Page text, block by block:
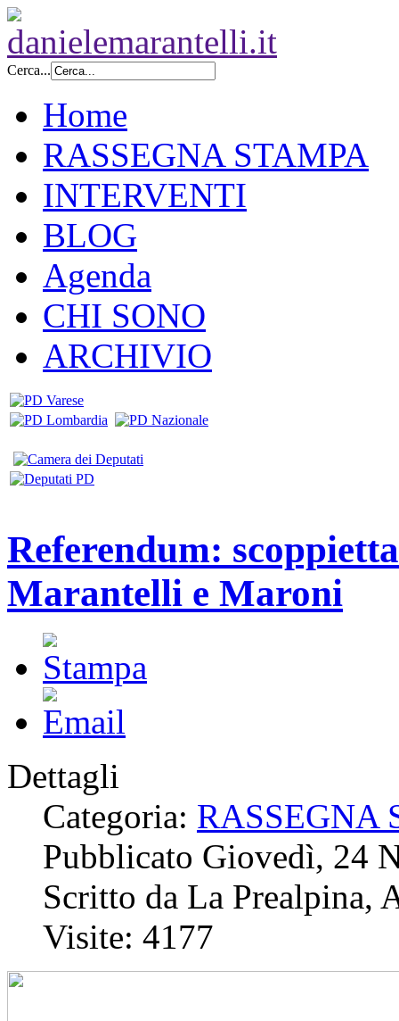
Cerca...
Home
RASSEGNA STAMPA
INTERVENTI
BLOG
Agenda
CHI SONO
ARCHIVIO
Referendum:
Marantelli e Maroni
Dettagli
Categoria: RASSEGNA
Pubblicato Giovedì, 24
Scritto da La Prealpina,
Visite: 4177